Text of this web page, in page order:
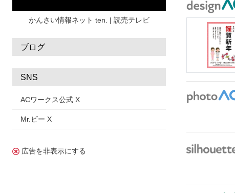
かんさい情報ネット ten. | 読売テレビ
ブログ
SNS
ACワークス公式 X
Mr.ビー X
広告を非表示にする